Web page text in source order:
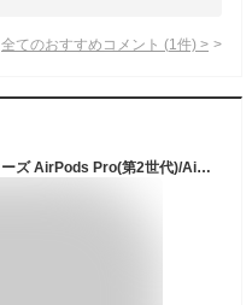
全てのおすすめコメント (1 件) >
グルマンディーズ サンリオキャラクターズ AirPods Pro(第2世代)/AirPods Pro 対応 シリコンケース クロミ SANG-274KU